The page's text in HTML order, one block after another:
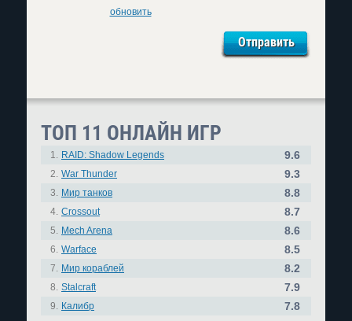
обновить
ТОП 11 ОНЛАЙН ИГР
1. RAID: Shadow Legends 9.6
2. War Thunder 9.3
3. Мир танков 8.8
4. Crossout 8.7
5. Mech Arena 8.6
6. Warface 8.5
7. Мир кораблей 8.2
8. Stalcraft 7.9
9. Калибр 7.8